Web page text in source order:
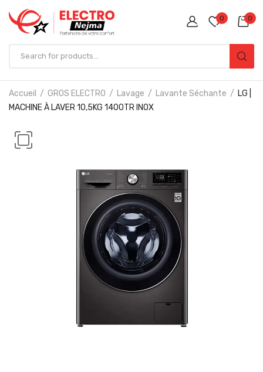
0 0
Accueil GROS ELECTRO Lavage Lavante Séchante
LG |
MACHINE À LAVER 10,5KG 1400TR INOX